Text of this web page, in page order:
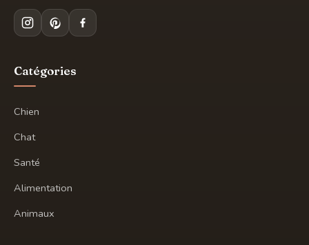
Catégories
Chien
Chat
Santé
Alimentation
Animaux